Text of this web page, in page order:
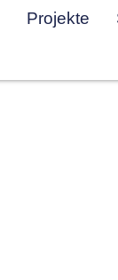
Projekte